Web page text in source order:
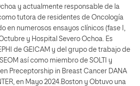
y actualmente responsable de la
tutora de residentes de Oncología
en numerosos ensayos clínicos (fase I,
Octubre y Hospital Severo Ochoa. Es
de GEICAM y del grupo de trabajo de
así como miembro de SOLTI y
Preceptorship in Breast Cancer DANA
en Mayo 2024.Boston y Obtuvo una